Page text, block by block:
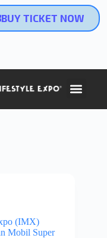
BUY TICKET NOW
(IMX)
Mobil Super